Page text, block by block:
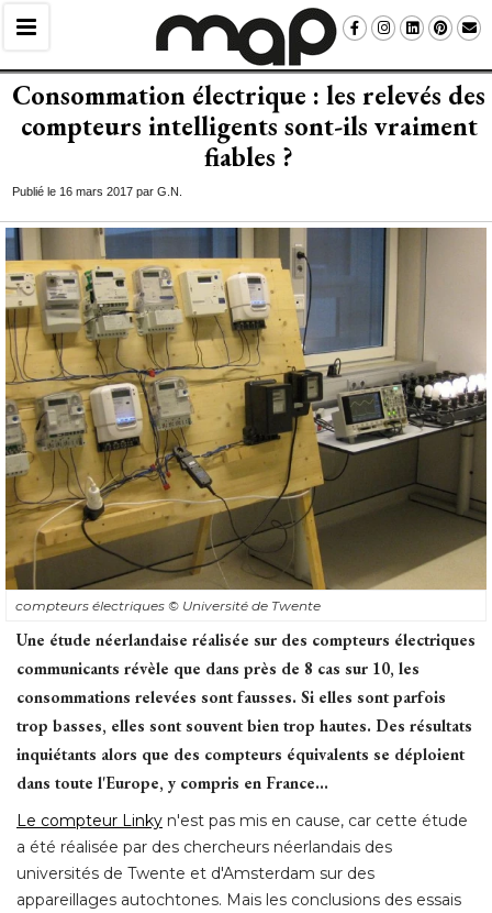
Consommation électrique : les relevés des
compteurs intelligents sont-ils vraiment
fiables ?
Publié le 16 mars 2017 par G.N.
compteurs électriques © Université de Twente
Une étude néerlandaise réalisée sur des compteurs électriques
communicants révèle que dans près de 8 cas sur 10, les
consommations relevées sont fausses. Si elles sont parfois
trop basses, elles sont souvent bien trop hautes. Des résultats
inquiétants alors que des compteurs équivalents se déploient
dans toute l'Europe, y compris en France...
Le compteur Linky n'est pas mis en cause, car cette étude
a été réalisée par des chercheurs néerlandais des
universités de Twente et d'Amsterdam sur des
appareillages autochtones. Mais les conclusions des essais